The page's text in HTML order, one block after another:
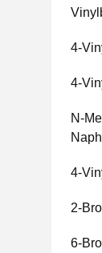
4-
4-
N-
4-
2-
6-